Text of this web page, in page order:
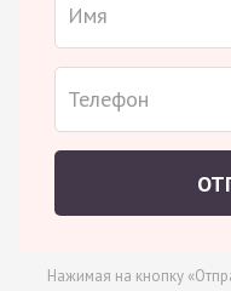
Нажимая на кнопку